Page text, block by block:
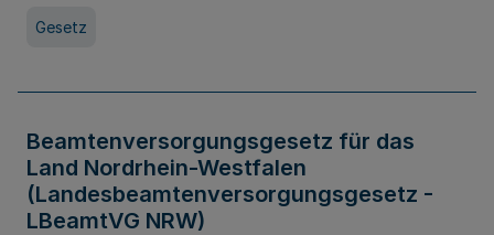
Gesetz
Beamtenversorgungsgesetz für das
Land Nordrhein-Westfalen
(Landesbeamtenversorgungsgesetz -
LBeamtVG NRW)